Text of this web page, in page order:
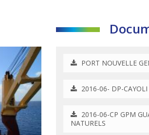
PORT NOUVELLE
2016-06- DP-CAYOLI
2016-06-CP GPM
NATURELS